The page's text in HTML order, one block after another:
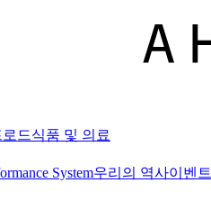
드식품 및 의료
System우리의 역사이벤트